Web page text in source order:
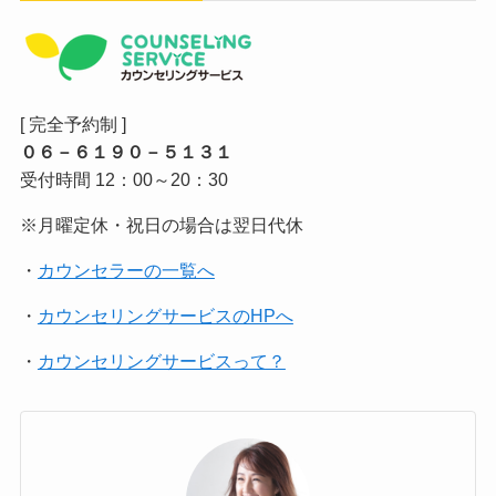
[ 完全予約制 ]
０６－６１９０－５１３１
受付時間 12：00～20：30
※月曜定休・祝日の場合は翌日代休
・ カウンセラーの一覧へ
・ カウンセリングサービスのHPへ
・ カウンセリングサービスって？